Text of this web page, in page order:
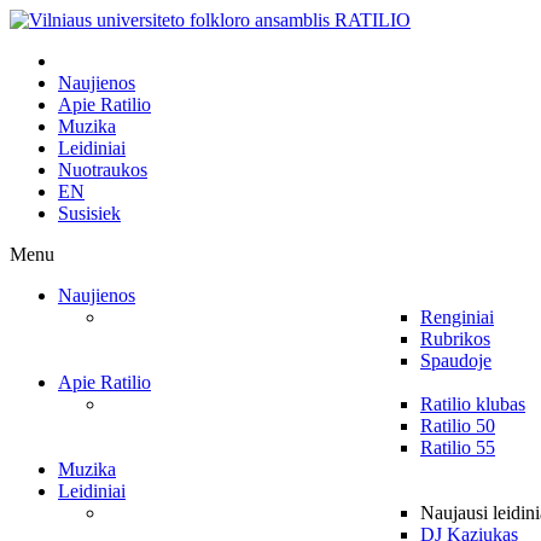
Naujienos
Apie Ratilio
Muzika
Leidiniai
Nuotraukos
EN
Susisiek
Menu
Naujienos
Renginiai
Rubrikos
Spaudoje
Apie Ratilio
Ratilio klubas
Ratilio 50
Ratilio 55
Muzika
Leidiniai
Naujausi
DJ Kaziukas